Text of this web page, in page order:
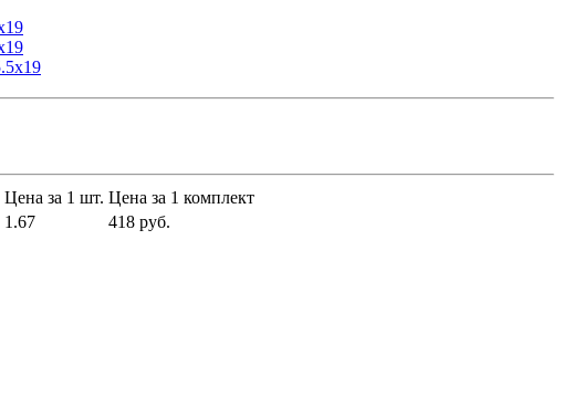
Цена за 1 шт. Цена за 1 комплект
1.67 418 руб.